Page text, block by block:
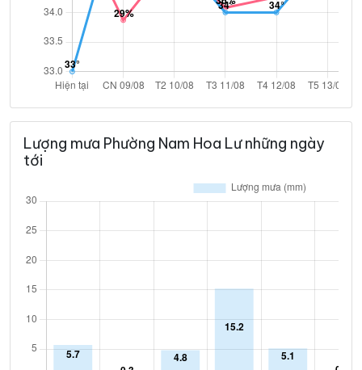
Lượng mưa Phường Nam Hoa Lư những ngày
tới